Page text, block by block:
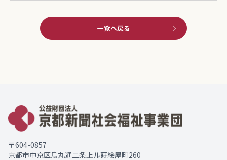
一覧へ戻る
〒604-0857
京都市中京区烏丸通二条上ル蒔絵屋町260